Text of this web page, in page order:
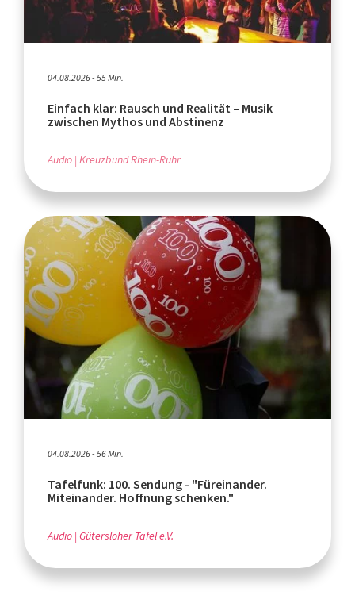
04.08.2026 - 55 Min.
Einfach klar: Rausch und Realität – Musik
zwischen Mythos und Abstinenz
Audio Kreuzbund Rhein-Ruhr
04.08.2026 - 56 Min.
Tafelfunk: 100. Sendung - "Füreinander.
Miteinander. Hoffnung schenken."
Audio Gütersloher Tafel e.V.